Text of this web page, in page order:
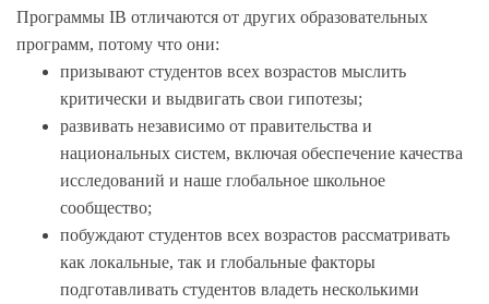
Программы IB отличаются от других образовательных
программ, потому что они:
призывают студентов всех возрастов мыслить
критически и выдвигать свои гипотезы;
развивать независимо от правительства и
национальных систем, включая обеспечение качества
исследований и наше глобальное школьное
сообщество;
побуждают студентов всех возрастов рассматривать
как локальные, так и глобальные факторы
подготавливать студентов владеть несколькими